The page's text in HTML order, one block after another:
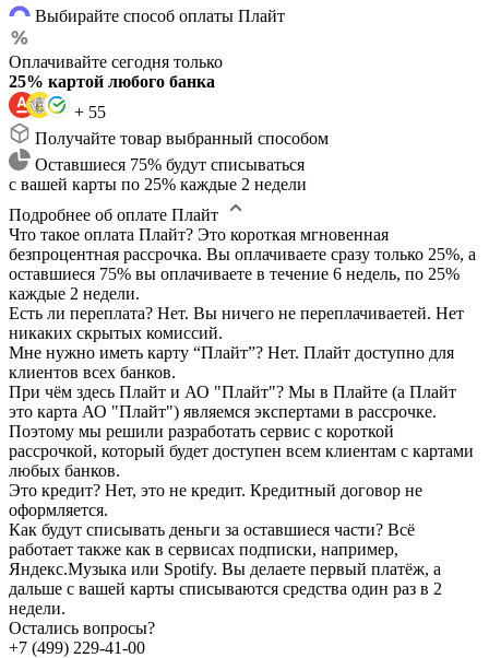
Выбирайте способ оплаты Плайт
Оплачивайте сегодня только
25% картой любого банка
+ 55
Получайте товар выбранный способом
Оставшиеся 75% будут списываться
с вашей карты по 25% каждые 2 недели
Подробнее об оплате Плайт
Что такое оплата Плайт? Это короткая мгновенная
безпроцентная рассрочка. Вы оплачиваете сразу только 25%, а
оставшиеся 75% вы оплачиваете в течение 6 недель, по 25%
каждые 2 недели.
Есть ли переплата? Нет. Вы ничего не переплачиваетей. Нет
никаких скрытых комиссий.
Мне нужно иметь карту “Плайт”? Нет. Плайт доступно для
клиентов всех банков.
При чём здесь Плайт и АО "Плайт"? Мы в Плайте (а Плайт
это карта АО "Плайт") являемся экспертами в рассрочке.
Поэтому мы решили разработать сервис с короткой
рассрочкой, который будет доступен всем клиентам с картами
любых банков.
Это кредит? Нет, это не кредит. Кредитный договор не
оформляется.
Как будут списывать деньги за оставшиеся части? Всё
работает также как в сервисах подписки, например,
Яндекс.Музыка или Spotify. Вы делаете первый платёж, а
дальше с вашей карты списываются средства один раз в 2
недели.
Остались вопросы?
+7 (499) 229-41-00